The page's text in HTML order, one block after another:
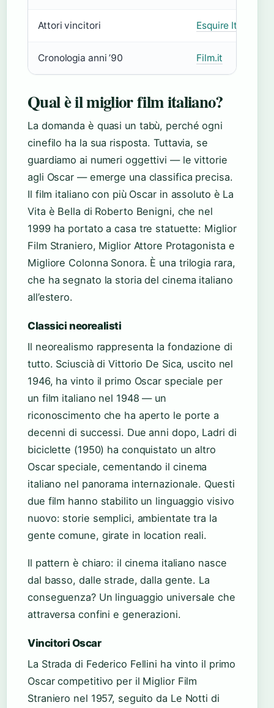
Attori vincitori Esquire Italia
Cronologia anni ’90 Film.it
Qual è il miglior film italiano?
La domanda è quasi un tabù, perché ogni
cinefilo ha la sua risposta. Tuttavia, se
guardiamo ai numeri oggettivi — le vittorie
agli Oscar — emerge una classifica precisa.
Il film italiano con più Oscar in assoluto è La
Vita è Bella di Roberto Benigni, che nel
1999 ha portato a casa tre statuette: Miglior
Film Straniero, Miglior Attore Protagonista e
Migliore Colonna Sonora. È una trilogia rara,
che ha segnato la storia del cinema italiano
all’estero.
Classici neorealisti
Il neorealismo rappresenta la fondazione di
tutto. Sciuscià di Vittorio De Sica, uscito nel
1946, ha vinto il primo Oscar speciale per
un film italiano nel 1948 — un
riconoscimento che ha aperto le porte a
decenni di successi. Due anni dopo, Ladri di
biciclette (1950) ha conquistato un altro
Oscar speciale, cementando il cinema
italiano nel panorama internazionale. Questi
due film hanno stabilito un linguaggio visivo
nuovo: storie semplici, ambientate tra la
gente comune, girate in location reali.
Il pattern è chiaro: il cinema italiano nasce
dal basso, dalle strade, dalla gente. La
conseguenza? Un linguaggio universale che
attraversa confini e generazioni.
Vincitori Oscar
La Strada di Federico Fellini ha vinto il primo
Oscar competitivo per il Miglior Film
Straniero nel 1957, seguito da Le Notti di